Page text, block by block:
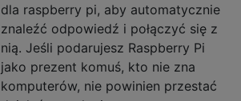
dla raspberry pi, aby automatycznie
znaleźć odpowiedź i połączyć się z
nią. Jeśli podarujesz Raspberry Pi
jako prezent komuś, kto nie zna
komputerów, nie powinien przestać